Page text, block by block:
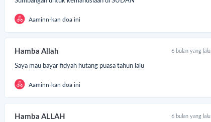
Aaminn-kan doa ini
Hamba Allah 6 bulan yang lalu
Saya mau bayar fidyah hutang puasa tahun lalu
Aaminn-kan doa ini
Hamba ALLAH 6 bulan yang lalu